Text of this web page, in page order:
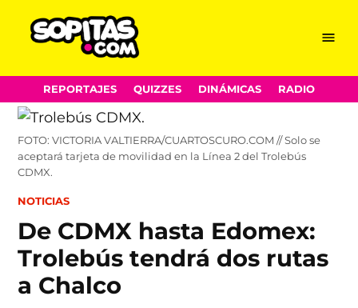
Skip
to
content
Menu
REPORTAJES QUIZZES DINÁMICAS RADIO
FOTO: VICTORIA VALTIERRA/CUARTOSCURO.COM // Solo se
aceptará tarjeta de movilidad en la Línea 2 del Trolebús
CDMX.
POSTED
NOTICIAS
De CDMX hasta Edomex:
Trolebús tendrá dos rutas
a Chalco